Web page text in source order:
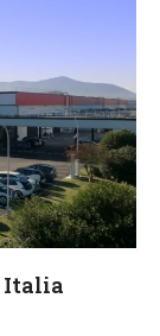
Italia